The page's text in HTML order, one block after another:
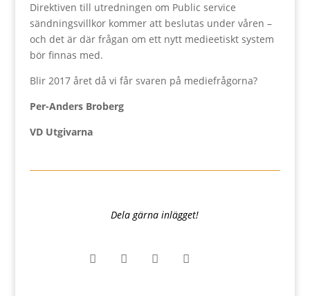
Direktiven till utredningen om Public service
sändningsvillkor kommer att beslutas under våren –
och det är där frågan om ett nytt medieetiskt system
bör finnas med.
Blir 2017 året då vi får svaren på mediefrågorna?
Per-Anders Broberg
VD Utgivarna
Dela gärna inlägget!
   